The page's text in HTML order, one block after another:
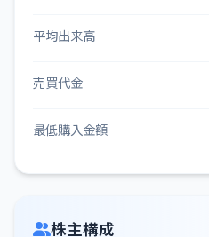
平均出来高
売買代金
最低購入金額
株主構成